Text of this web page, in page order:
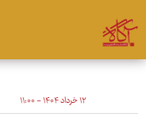
۱۲ خرداد ۱۴۰۴ - ۱۱:۰۰